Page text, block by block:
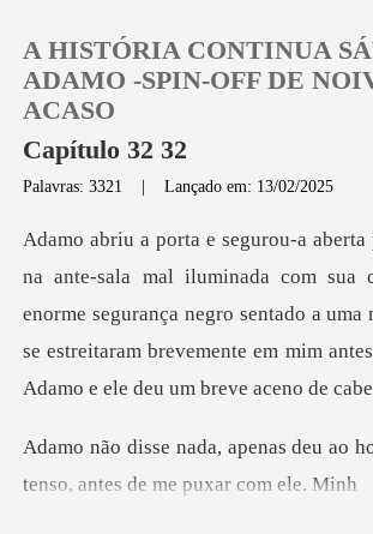
Loja
Histórico
Sair
Baixar App
A HISTÓRIA CONTINUA
ADAMO -SPIN-OFF DE
ACASO
Capítulo 32 32
Palavras: 3321 |Lançado em: 13/02/2025
sua
enorme segurança negro sentado a uma
se estreita
eu ao
tenso,